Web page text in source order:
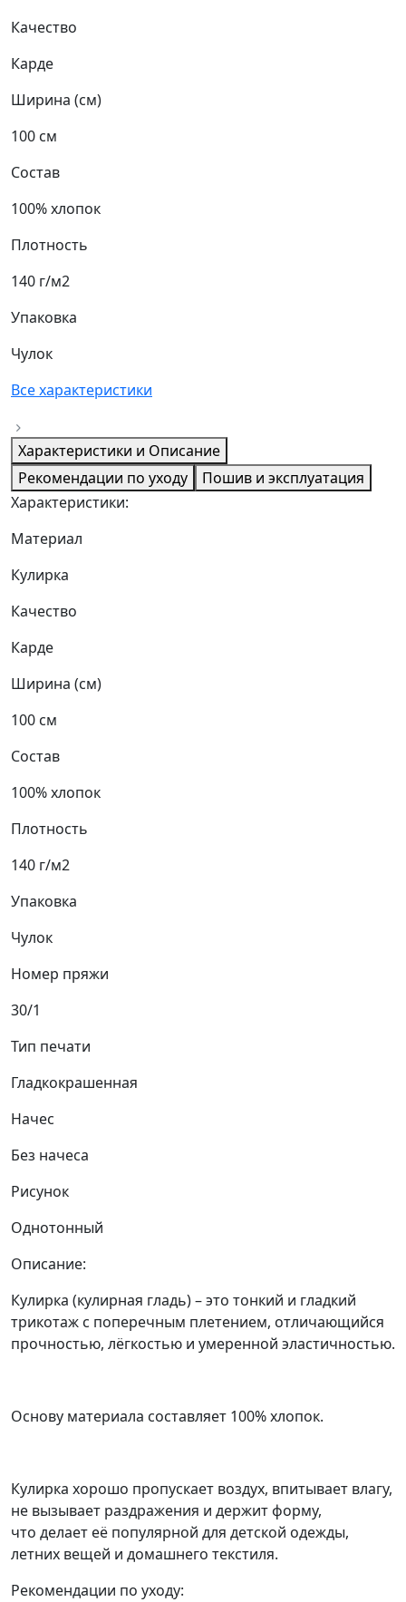
Качество
Карде
Ширина (см)
100 см
Состав
100% хлопок
Плотность
140 г/м2
Упаковка
Чулок
Все характеристики
Характеристики и Описание
Рекомендации по уходу
Пошив и эксплуатация
Характеристики:
Материал
Кулирка
Качество
Карде
Ширина (см)
100 см
Состав
100% хлопок
Плотность
140 г/м2
Упаковка
Чулок
Номер пряжи
30/1
Тип печати
Гладкокрашенная
Начес
Без начеса
Рисунок
Однотонный
Описание:
Кулирка (кулирная гладь) – это тонкий и гладкий
трикотаж с поперечным плетением, отличающийся
прочностью, лёгкостью и умеренной эластичностью.
Основу материала составляет 100% хлопок.
Кулирка хорошо пропускает воздух, впитывает влагу,
не вызывает раздражения и держит форму,
что делает её популярной для детской одежды,
летних вещей и домашнего текстиля.
Рекомендации по уходу: